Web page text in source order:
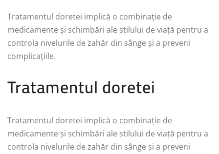
Tratamentul doretei implică o combinație de
medicamente și schimbări ale stilului de viață pentru a
controla nivelurile de zahăr din sânge și a preveni
complicațiile.
Tratamentul doretei
Tratamentul doretei implică o combinație de
medicamente și schimbări ale stilului de viață pentru a
controla nivelurile de zahăr din sânge și a preveni